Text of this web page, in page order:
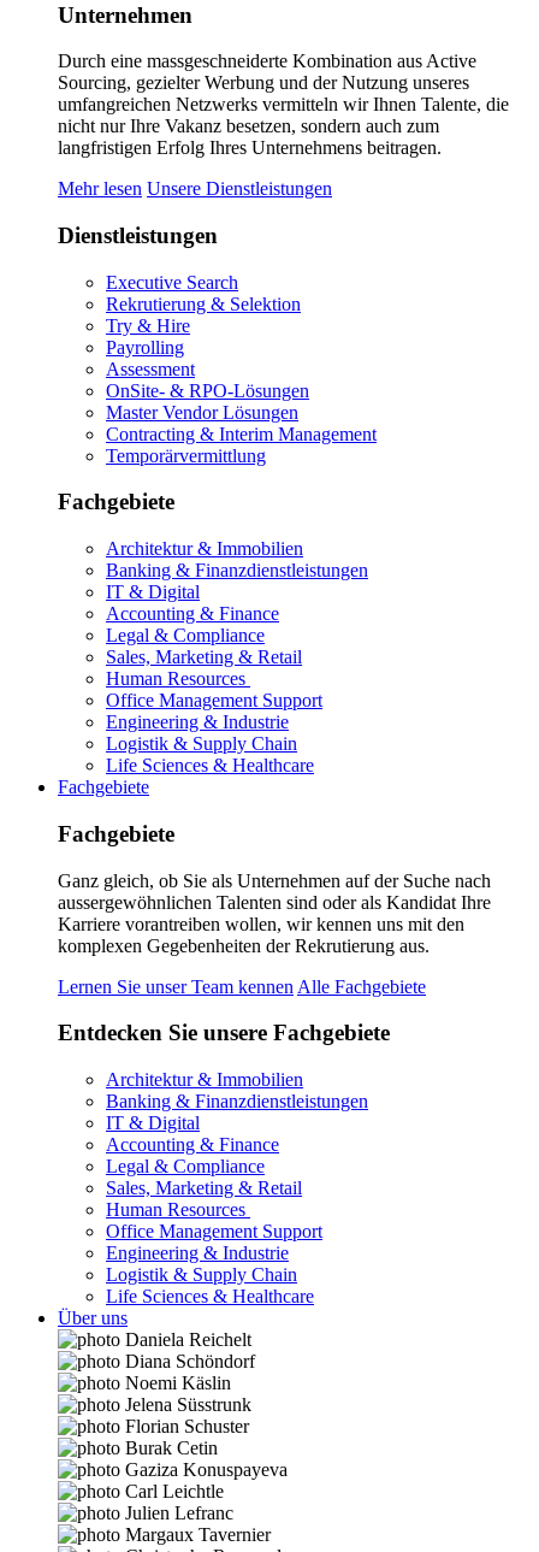
Unternehmen
Durch eine massgeschneiderte Kombination aus Active
Sourcing, gezielter Werbung und der Nutzung unseres
umfangreichen Netzwerks vermitteln wir Ihnen Talente, die
nicht nur Ihre Vakanz besetzen, sondern auch zum
langfristigen Erfolg Ihres Unternehmens beitragen.
Mehr lesen Unsere Dienstleistungen
Dienstleistungen
Executive Search
Rekrutierung & Selektion
Try & Hire
Payrolling
Assessment
OnSite- & RPO-Lösungen
Master Vendor Lösungen
Contracting & Interim Management
Temporärvermittlung
Fachgebiete
Architektur & Immobilien
Banking & Finanzdienstleistungen
IT & Digital
Accounting & Finance
Legal & Compliance
Sales, Marketing & Retail
Human Resources
Office Management Support
Engineering & Industrie
Logistik & Supply Chain
Life Sciences & Healthcare
Fachgebiete
Fachgebiete
Ganz gleich, ob Sie als Unternehmen auf der Suche nach
aussergewöhnlichen Talenten sind oder als Kandidat Ihre
Karriere vorantreiben wollen, wir kennen uns mit den
komplexen Gegebenheiten der Rekrutierung aus.
Lernen Sie unser Team kennen Alle Fachgebiete
Entdecken Sie unsere Fachgebiete
Architektur & Immobilien
Banking & Finanzdienstleistungen
IT & Digital
Accounting & Finance
Legal & Compliance
Sales, Marketing & Retail
Human Resources
Office Management Support
Engineering & Industrie
Logistik & Supply Chain
Life Sciences & Healthcare
Über uns